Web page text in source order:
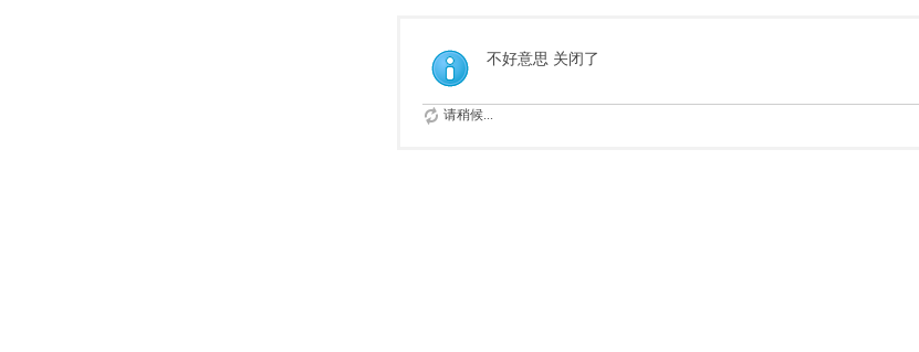
不好意思 关闭了
请稍候...